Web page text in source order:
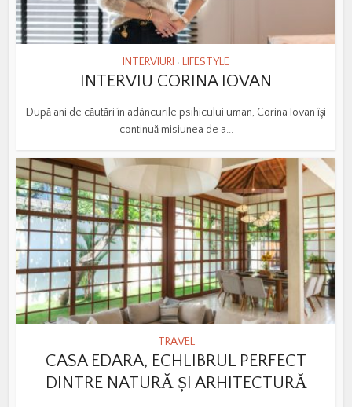
INTERVIURI • LIFESTYLE
INTERVIU CORINA IOVAN
După ani de căutări în adâncurile psihicului uman, Corina Iovan își
continuă misiunea de a...
TRAVEL
CASA EDARA, ECHLIBRUL PERFECT
DINTRE NATURĂ ȘI ARHITECTURĂ